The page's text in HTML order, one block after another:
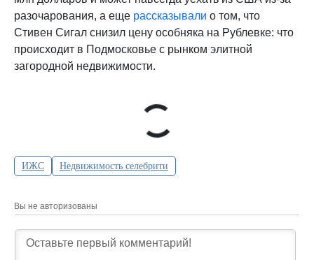
разочарования, а еще рассказывали о том, что
Стивен Сигал снизил цену особняка на Рублевке: что
происходит в Подмосковье с рынком элитной
загородной недвижимости.
ИЖС Недвижимость селебрити
Вы не авторизованы